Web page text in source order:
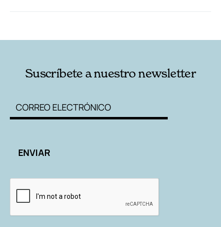
Suscríbete a nuestro newsletter